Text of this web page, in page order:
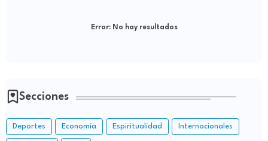
Error:No hay resultados
Secciones
Deportes Economía Espiritualidad Internacionales